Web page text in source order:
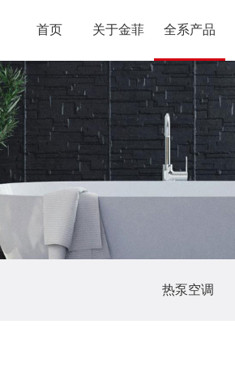
首页 关于金菲 全系产品
热泵空调